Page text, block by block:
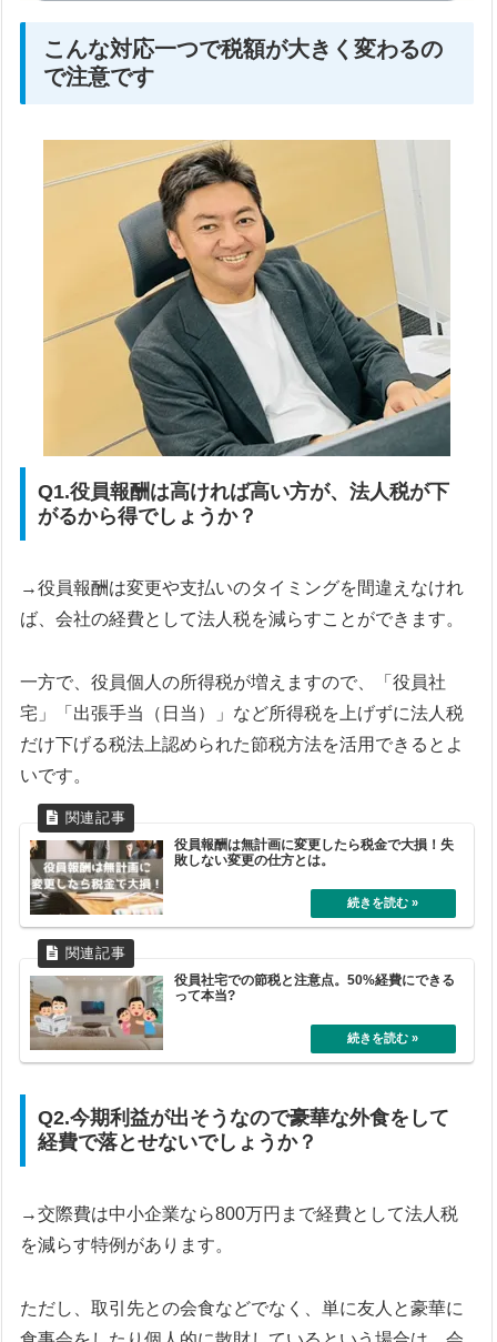
こんな対応一つで税額が大きく変わるの
で注意です
Q1.役員報酬は高ければ高い方が、法人税が下
がるから得でしょうか？
→役員報酬は変更や支払いのタイミングを間違えなけれ
ば、会社の経費として法人税を減らすことができます。
一方で、役員個人の所得税が増えますので、「役員社
宅」「出張手当（日当）」など所得税を上げずに法人税
だけ下げる税法上認められた節税方法を活用できるとよ
いです。
役員報酬は無計画に変更したら税金で大損！失
敗しない変更の仕方とは。
役員社宅での節税と注意点。50%経費にできる
って本当?
Q2.今期利益が出そうなので豪華な外食をして
経費で落とせないでしょうか？
→交際費は中小企業なら800万円まで経費として法人税
を減らす特例があります。
ただし、取引先との会食などでなく、単に友人と豪華に